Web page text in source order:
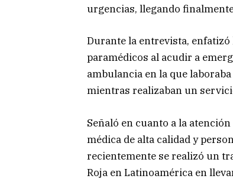
urgencias, llegando
Durante la entrevista,
paramédicos al acudir a
ambulancia en la que
mientras realizaban un
Señaló en cuanto a la
médica de alta calidad y
recientemente se realizó un
Roja en Latinoamérica en